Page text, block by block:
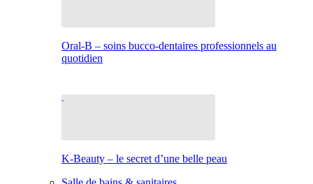
Oral-B – soins bucco-dentaires professionnels au
quotidien
K-Beauty – le secret d’une belle peau